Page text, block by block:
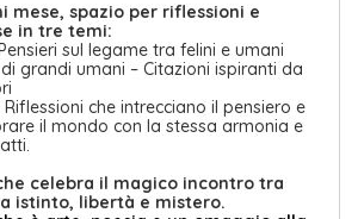
mese, spazio per riflessioni e
in tre temi:
sul legame tra felini e umani
grandi umani – Citazioni ispiranti da
che intrecciano il pensiero e
il mondo con la stessa armonia e
celebra il magico incontro tra
istinto, libertà e mistero.